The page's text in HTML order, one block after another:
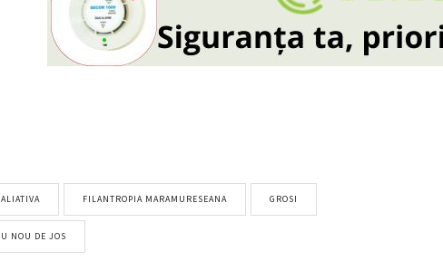
FILANTROPIA MARAMURESEANA GROSI
NOU DE JOS